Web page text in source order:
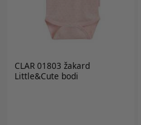
CLAR 01803 žakard
Little&Cute bodi